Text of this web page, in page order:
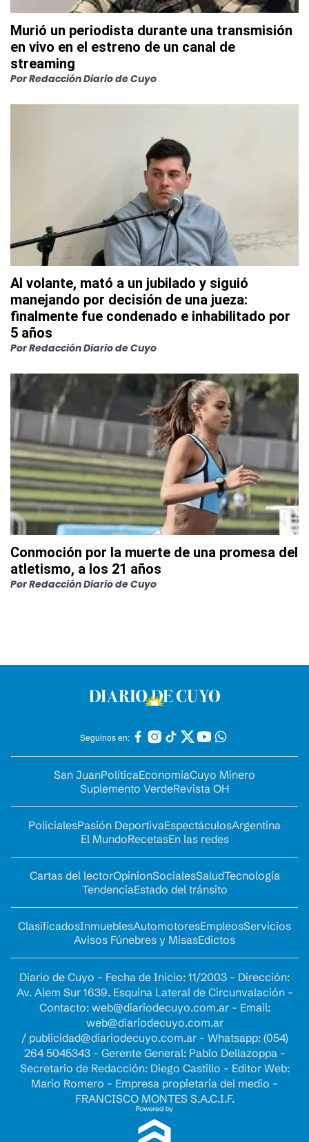
Murió un periodista durante una transmisión
en vivo en el estreno de un canal de
streaming
PorRedacción Diario de Cuyo
Al volante, mató a un jubilado y siguió
manejando por decisión de una jueza:
finalmente fue condenado e inhabilitado por
5 años
PorRedacción Diario de Cuyo
Conmoción por la muerte de una promesa del
atletismo, a los 21 años
PorRedacción Diario de Cuyo
Seguinos en:
San JuanPolíticaEconomíaCuyo Minero
Suplemento VerdeRevista OH
PolicialesPasión DeportivaEspectáculosArgentina
El MundoRecetasEn las redes
Cartas del lectorOpinionSocialesSaludTecnología
TendenciaEstado del tránsito
ClasificadosInmueblesAutomotoresEmpleosServicios
Avisos Fúnebres y MisasEdictos
Diario de Cuyo - Fecha de Inicio: 11/2003 - Dirección:
Av. Alem Sur 1639. Esquina Lateral de Circunvalación -
Contacto: web@diariodecuyo.com.ar- Email:
web@diariodecuyo.com.ar
/ publicidad@diariodecuyo.com.ar- Whatsapp: (054)
264 5045343 - Gerente General: Pablo Dellazoppa -
Secretario de Redacción: Diego Castillo - Editor Web:
Mario Romero - Empresa propietaria del medio -
FRANCISCO MONTES S.A.C.I.F.